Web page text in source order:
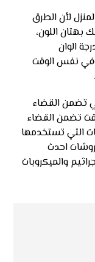
لأن الطرق
اللون،
الوان
وفي نفس الوقت
تضمن القضاء
تضمن القضاء
التي تستخدمها
احدث
والميكروبات